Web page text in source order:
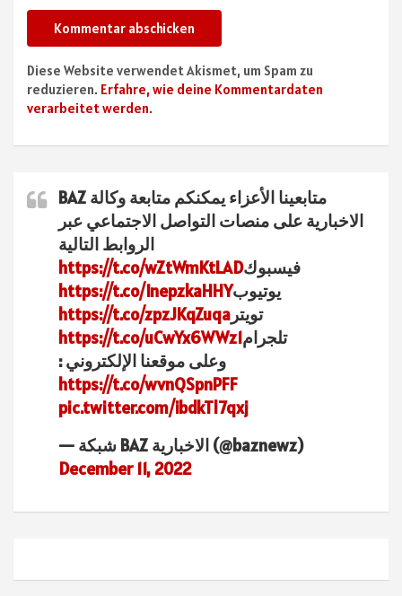
Diese Website verwendet Akismet, um Spam zu
reduzieren. Erfahre, wie deine Kommentardaten
verarbeitet werden.
متابعينا الأعزاء يمكنكم متابعة وكالة BAZ
الاخبارية على منصات التواصل الاجتماعي عبر
الروابط التالية
فيسبوكhttps://t.co/wZtWmKtLAD
يوتيوبhttps://t.co/InepzkaHHY
تويتر https://t.co/zpzJKqZuqa
تلجرامhttps://t.co/uCwYx6WWz1
وعلى موقعنا الإلكتروني :
https://t.co/wvnQSpnPFF
pic.twitter.com/ibdkTl7qxj
— شبكة BAZ الاخبارية (@baznewz)
December 11, 2022